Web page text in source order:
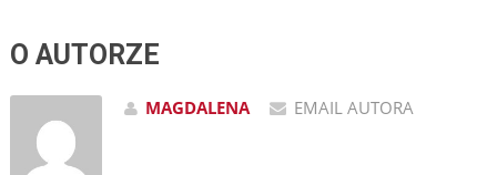
O AUTORZE
MAGDALENA EMAIL AUTORA